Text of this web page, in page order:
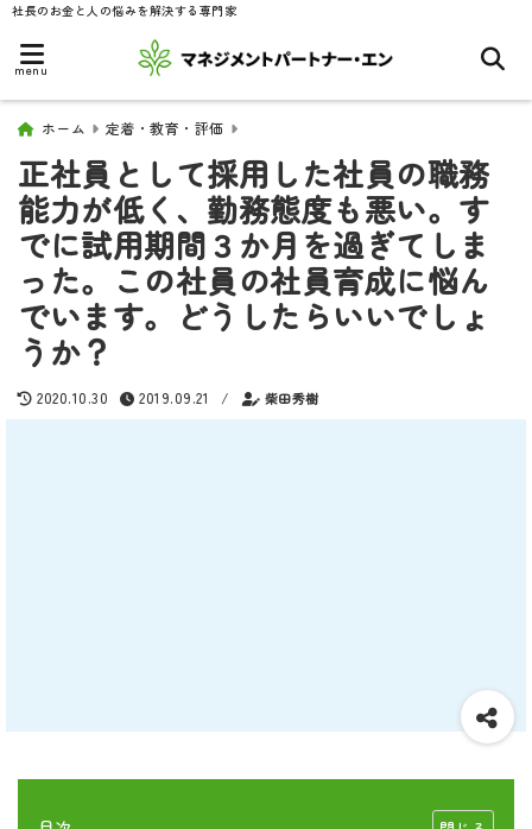
社長のお金と人の悩みを解決する専門家
menu
ホーム 定着・教育・評価
正社員として採用した社員の職務
能力が低く、勤務態度も悪い。す
でに試用期間３か月を過ぎてしま
った。この社員の社員育成に悩ん
でいます。どうしたらいいでしょ
うか？
2020.10.30 2019.09.21 / 柴田秀樹